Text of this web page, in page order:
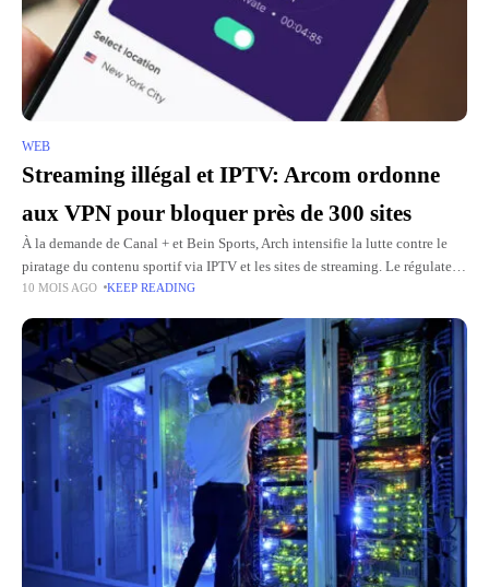
WEB
Streaming illégal et IPTV: Arcom ordonne
aux VPN pour bloquer près de 300 sites
À la demande de Canal + et Bein Sports, Arch intensifie la lutte contre le
piratage du contenu sportif via IPTV et les sites de streaming. Le régulateur
a commandé
10 MOIS AGO KEEP READING